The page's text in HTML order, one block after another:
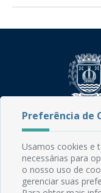
Rua do
CEP: 58.280-
Fone:
Email:
Expediente:
Preferência de
Usamos cookies e
necessárias para
o nosso uso de
gerenciar suas